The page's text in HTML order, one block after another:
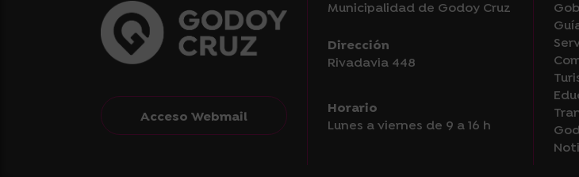
Acceso Webmail
Municipalidad de Godoy Cruz
Dirección
Rivadavia 448
Horario
Lunes a viernes de 9 a 16 h